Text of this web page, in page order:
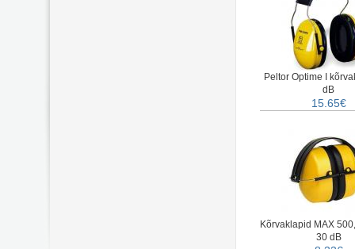
Peltor Optime I
dB
15.65€
Kõrvaklapid MAX
30 dB